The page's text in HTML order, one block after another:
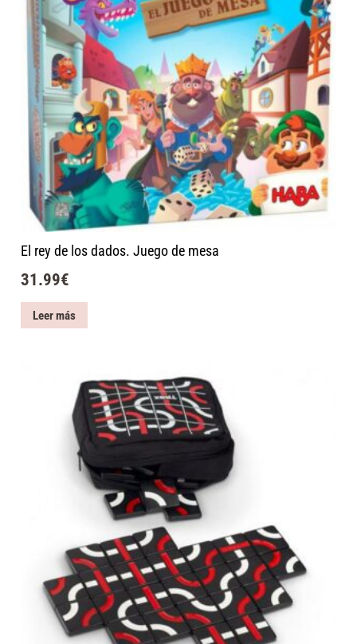
El rey de los dados. Juego de mesa
31.99€
Leer más